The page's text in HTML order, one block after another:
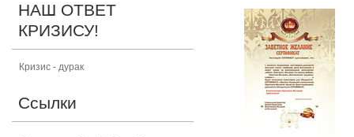
НАШ ОТВЕТ
КРИЗИСУ!
Кризис - дурак
Ссылки